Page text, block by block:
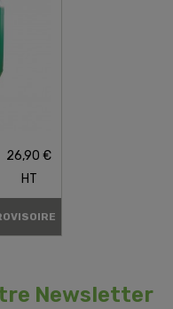
26,90 €
HT
Newsletter